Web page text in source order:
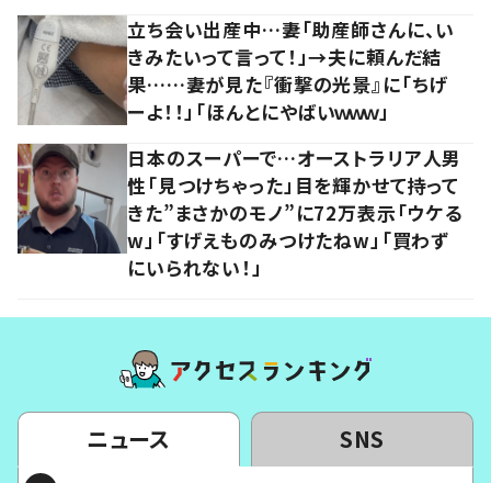
立ち会い出産中…妻「助産師さんに、い
きみたいって言って！」→夫に頼んだ結
果……妻が見た『衝撃の光景』に「ちげ
ーよ！！」「ほんとにやばいｗｗｗ」
日本のスーパーで…オーストラリア人男
性「見つけちゃった」目を輝かせて持って
きた”まさかのモノ”に72万表示「ウケる
w」「すげえものみつけたねw」「買わず
にいられない！」
ニュース SNS